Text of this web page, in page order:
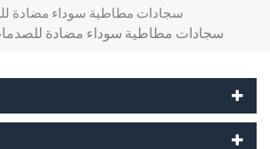
سجادات مطاطية سوداء مضادة
سجادات مطاطية سوداء مضادة